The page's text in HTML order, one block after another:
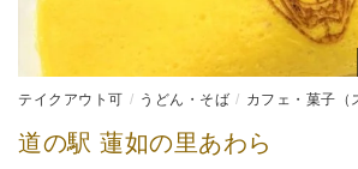
テイクアウト可 うどん・そば カフェ・菓子（
道の駅 蓮如の里あわら